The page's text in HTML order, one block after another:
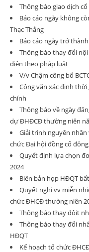
Thông bào giao dịch
Báo cáo ngày không
Thạc Thắng
Báo cáo ngày trở
Thông báo thay đổi
diện theo pháp luật
V/v Chậm công bố
Công văn xác định thời
chính
Thông báo về ngày
dự ĐHĐCĐ thường niên
Giải trình nguyên
chức Đại hội đồng cổ
Quyết định lựa chọn
2024
Biên bản họp HĐQT
Quyết nghị vv miễn
chức ĐHCĐ thường niên
Thông báo thay đôit
Thông báo thay đổi
HĐQT
Kế hoạch tổ chức